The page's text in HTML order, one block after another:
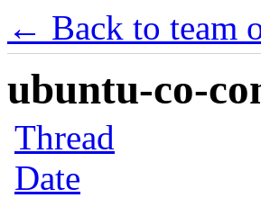
← Back to team
ubuntu-co-
Thread
Date